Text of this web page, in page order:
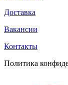
Доставка
Вакансии
Контакты
Политика